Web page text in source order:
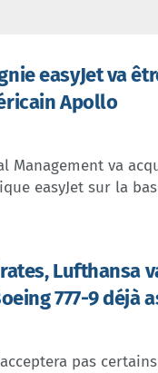
easyJet va
Apollo
Management va
easyJet sur la
Lufthansa
777-9 déjà
pas